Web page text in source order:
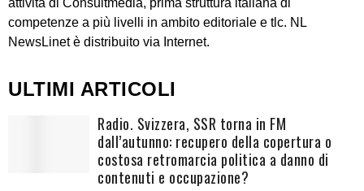
competenze a più livelli in ambito editoriale e tlc. NL
NewsLinet è distribuito via Internet.
ULTIMI ARTICOLI
Radio. Svizzera, SSR torna in FM
dall’autunno: recupero della copertura o
costosa retromarcia politica a danno di
contenuti e occupazione?